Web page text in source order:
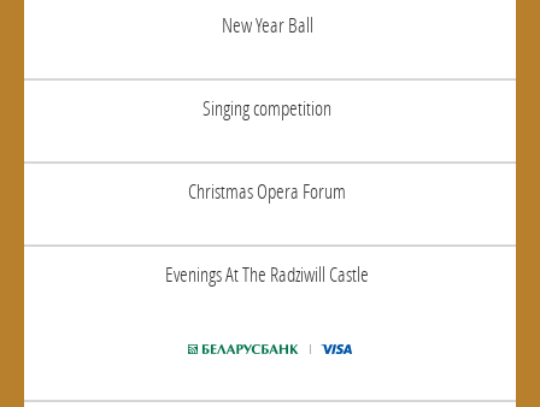
New Year Ball
Singing competition
Christmas Opera Forum
Evenings At The Radziwill Castle